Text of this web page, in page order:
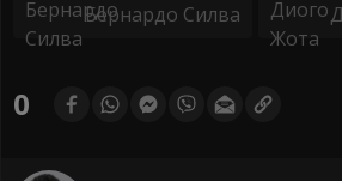
Бернардо Силва
0